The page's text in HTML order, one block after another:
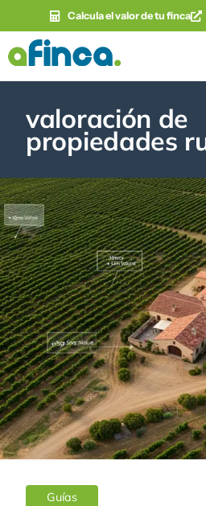
Calcula el valor de tu finca
valoración de
propiedades
Guías